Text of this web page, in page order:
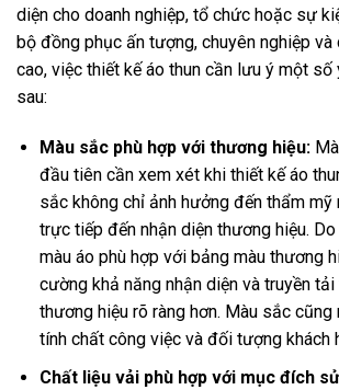
diện cho doanh nghiệp, tổ chức hoặc sự
bộ đồng phục ấn tượng, chuyên nghiệp
cao, việc thiết kế áo thun cần lưu ý một số
sau:
Màu sắc phù hợp với thương hiệu:
đầu tiên cần xem xét khi thiết kế áo
sắc không chỉ ảnh hưởng đến thẩm mỹ
trực tiếp đến nhận diện thương hiệu.
màu áo phù hợp với bảng màu thương
cường khả năng nhận diện và truyền
thương hiệu rõ ràng hơn. Màu sắc cũng
tính chất công việc và đối tượng khách
Chất liệu vải phù hợp với mục đích